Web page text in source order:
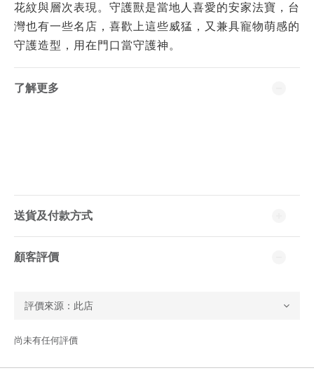
花紋與層次表現。守護獸是當地人喜愛的安家法寶，台
灣也有一些名店，喜歡上這些威猛，又兼具寵物萌感的
守護造型，用在門口當守護神。
了解更多
送貨及付款方式
顧客評價
尚未有任何評價